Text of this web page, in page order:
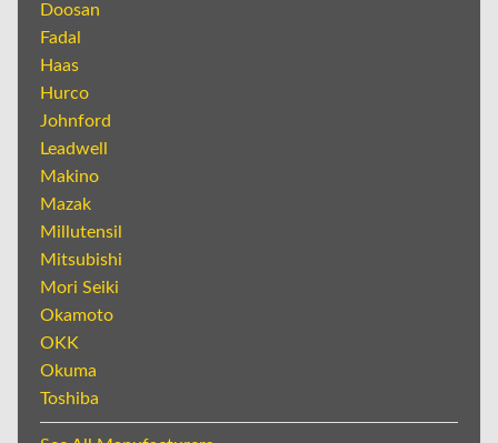
Doosan
Fadal
Haas
Hurco
Johnford
Leadwell
Makino
Mazak
Millutensil
Mitsubishi
Mori Seiki
Okamoto
OKK
Okuma
Toshiba